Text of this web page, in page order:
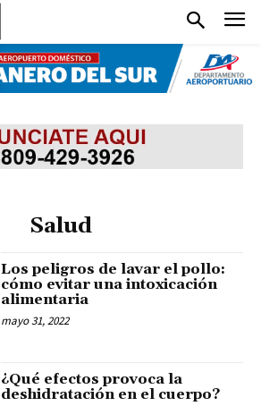
Salud
Los peligros de lavar el pollo:
cómo evitar una intoxicación
alimentaria
mayo 31, 2022
¿Qué efectos provoca la
deshidratación en el cuerpo?